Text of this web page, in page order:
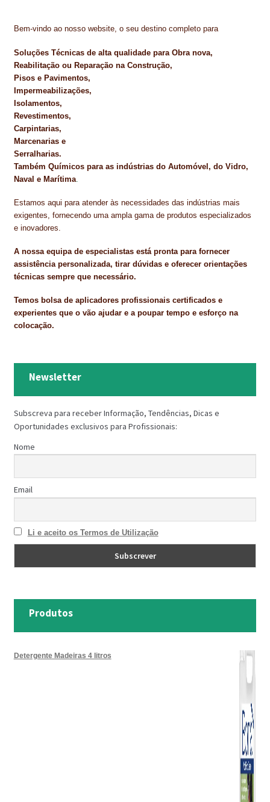
Bem-vindo ao nosso website, o seu destino completo para
Soluções Técnicas de alta qualidade para Obra nova,
Reabilitação ou Reparação na Construção,
Pisos e Pavimentos,
Impermeabilizações,
Isolamentos,
Revestimentos,
Carpintarias,
Marcenarias e
Serralharias.
Também Químicos para as indústrias do Automóvel, do Vidro,
Naval e Marítima.
Estamos aqui para atender às necessidades das indústrias mais
exigentes, fornecendo uma ampla gama de produtos especializados
e inovadores.
A nossa equipa de especialistas está pronta para fornecer
assistência personalizada, tirar dúvidas e oferecer orientações
técnicas sempre que necessário.
Temos bolsa de aplicadores profissionais certificados e
experientes que o vão ajudar e a poupar tempo e esforço na
colocação.
Newsletter
Subscreva para receber Informação, Tendências, Dicas e
Oportunidades exclusivos para Profissionais:
Nome
Email
Li e aceito os Termos de Utilização
Produtos
Detergente Madeiras 4 litros